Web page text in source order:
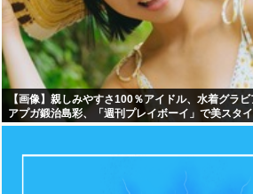
【画像】親しみやすさ100％アイドル、水着グラ
アプガ鍛治島彩、「週刊プレイボーイ」で美スタ